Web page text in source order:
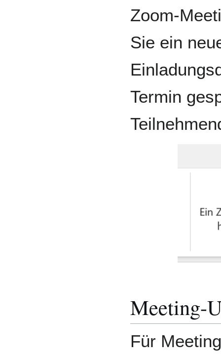
Zoom-
Sie ein
Termin
Meeting-
Für